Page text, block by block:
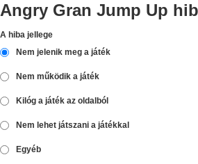
Angry Gran Jump Up
A hiba jellege
Nem jelenik meg a játék
Nem működik a játék
Kilóg a játék az oldalból
Nem lehet játszani a játékkal
Egyéb